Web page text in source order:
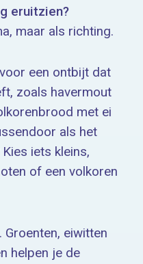
eruitzien?
maar als richting.
een ontbijt dat
zoals havermout
met ei
als het
iets kleins,
of een volkoren
eiwitten
helpen je de